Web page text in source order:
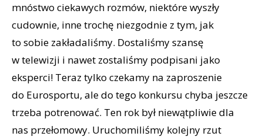
mnóstwo ciekawych rozmów, niektóre wyszły
cudownie, inne trochę niezgodnie z tym, jak
to sobie zakładaliśmy. Dostaliśmy szansę
w telewizji i nawet zostaliśmy podpisani jako
eksperci! Teraz tylko czekamy na zaproszenie
do Eurosportu, ale do tego konkursu chyba jeszcze
trzeba potrenować. Ten rok był niewątpliwie dla
nas przełomowy. Uruchomiliśmy kolejny rzut